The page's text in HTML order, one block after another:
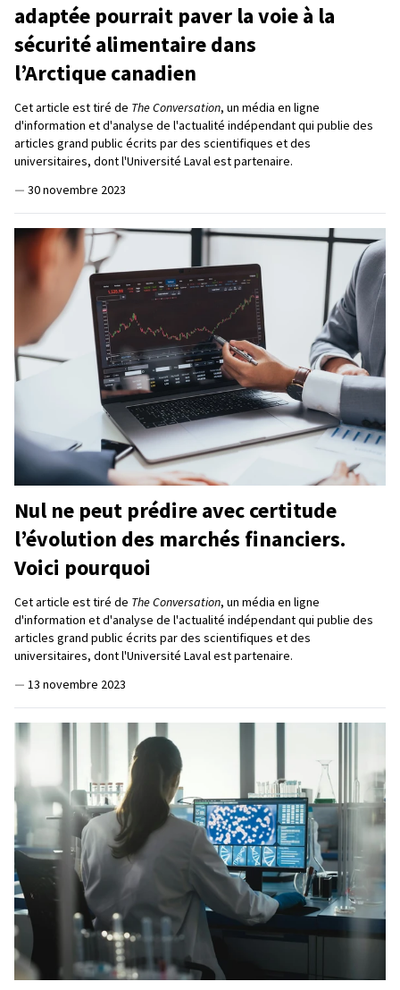
adaptée pourrait paver la voie à la
sécurité alimentaire dans
l’Arctique canadien
Cet article est tiré de The Conversation, un média en ligne
d'information et d'analyse de l'actualité indépendant qui publie des
articles grand public écrits par des scientifiques et des
universitaires, dont l'Université Laval est partenaire.
— 30 novembre 2023
Nul ne peut prédire avec certitude
l’évolution des marchés financiers.
Voici pourquoi
Cet article est tiré de The Conversation, un média en ligne
d'information et d'analyse de l'actualité indépendant qui publie des
articles grand public écrits par des scientifiques et des
universitaires, dont l'Université Laval est partenaire.
— 13 novembre 2023